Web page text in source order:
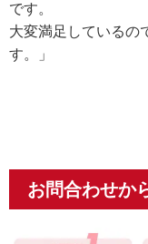
です。
大変満足しているの
す。」
お問合わせか